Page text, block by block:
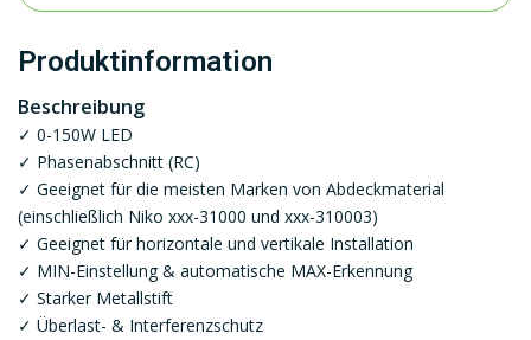
Produktinformation
Beschreibung
✓ 0-150W LED
✓ Phasenabschnitt (RC)
✓ Geeignet für die meisten Marken von Abdeckmaterial
(einschließlich Niko xxx-31000 und xxx-310003)
✓ Geeignet für horizontale und vertikale Installation
✓ MIN-Einstellung & automatische MAX-Erkennung
✓ Starker Metallstift
✓ Überlast- & Interferenzschutz